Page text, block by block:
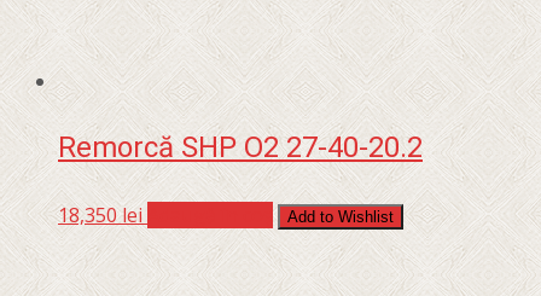
Remorcă SHP O2 27-40-20.2
18,350lei Add to Wishlist